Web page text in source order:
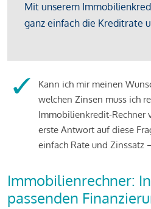
Kann ich mir meinen
welchen Zinsen muss ich
Immobilienkredit-Rechner
erste Antwort auf diese
einfach Rate und Zinssatz
Immobilienrechner:
passenden